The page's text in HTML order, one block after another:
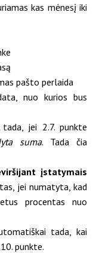
kas mėnesį iki
pašto perlaida
nuo kurios bus
jei 2.7. punkte
suma. Tada čia
įstatymais
jei numatyta, kad
procentas nuo
tada, kai
punkte.